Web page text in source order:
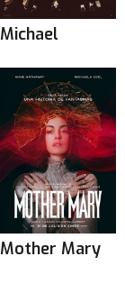
Michael
Mother Mary